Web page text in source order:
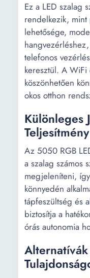
Ez a LED szalag
rendelkezik,
lehetősége,
telefonos
keresztül. A WiFi
köszönhetően
okos otthon
Különleges
Teljesítmény
Az 5050 RGB
a szalag számos
megjeleníteni,
könnyedén
tápfeszültség és
biztosítja a
órás autonomia